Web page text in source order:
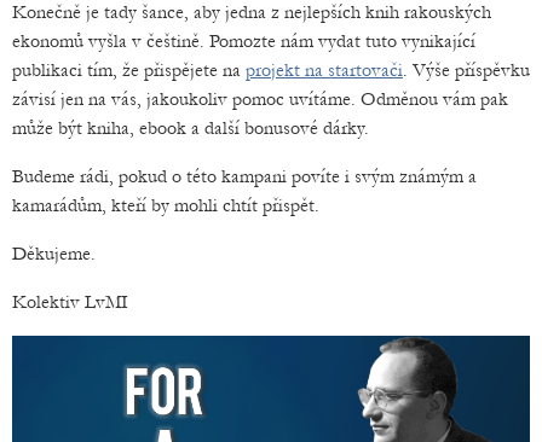
Konečně je tady šance, aby jedna z nejlepších knih rakouských
ekonomů vyšla v češtině. Pomozte nám vydat tuto vynikající
publikaci tím, že přispějete na projekt na startovači. Výše příspěvku
závisí jen na vás, jakoukoliv pomoc uvítáme. Odměnou vám pak
může být kniha, ebook a další bonusové dárky.
Budeme rádi, pokud o této kampani povíte i svým známým a
kamarádům, kteří by mohli chtít přispět.
Děkujeme.
Kolektiv LvMI